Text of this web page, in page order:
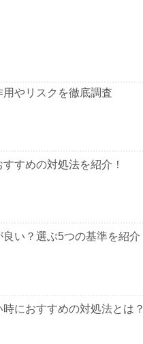
やリスクを徹底調査
すめの対処法を紹介！
い？選ぶ5つの基準を紹介
におすすめの対処法とは？